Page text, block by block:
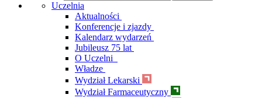
Uczelnia
Aktualności
Konferencje i zjazdy
Kalendarz wydarzeń
Jubileusz 75 lat
O Uczelni
Władze
Wydział Lekarski
Wydział Farmaceutyczny